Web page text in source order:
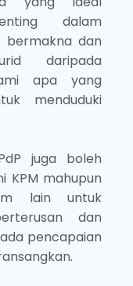
dalam
bermakna dan
daripada
apa yang
menduduki
juga boleh
KPM mahupun
lain untuk
dan
pencapaian